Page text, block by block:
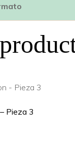
Pieza 3